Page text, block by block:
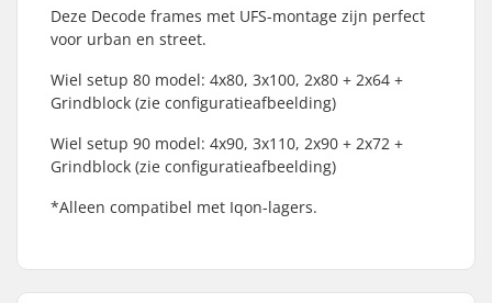
Deze Decode frames met UFS-montage zijn perfect
voor urban en street.
Wiel setup 80 model: 4x80, 3x100, 2x80 + 2x64 +
Grindblock (zie configuratieafbeelding)
Wiel setup 90 model: 4x90, 3x110, 2x90 + 2x72 +
Grindblock (zie configuratieafbeelding)
*Alleen compatibel met Iqon-lagers.